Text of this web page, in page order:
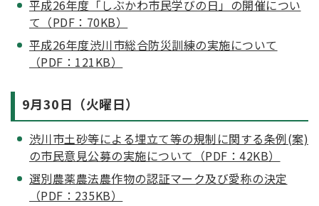
平成26年度「しぶかわ市民学びの日」の開催につい
て（PDF：70KB）
平成26年度渋川市総合防災訓練の実施について
（PDF：121KB）
9月30日（火曜日）
渋川市土砂等による埋立て等の規制に関する条例(案)
の市民意見公募の実施について（PDF：42KB）
選別農薬農法農作物の認証マーク及び愛称の決定
（PDF：235KB）